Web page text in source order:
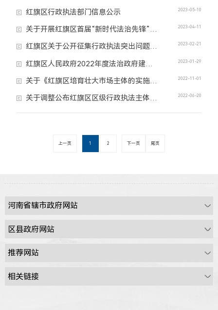
红旗区行政执法部门信息公示 2023-05-10
关于开展红旗区首届“新时代法治先锋”和“服务型行政执法示范单位”推荐评选活动的通知 2023-04-11
红旗区关于公开征集行政执法突出问题意见建议的公告 2023-02-21
红旗区人民政府2022年度法治政府建设工作情况报告 2023-01-29
关于《红旗区培育壮大市场主体的实施意见》（征求意见稿）向社会公开征求意见的通知 2022-11-01
关于调整公布红旗区区级行政执法主体清单的通知 2022-06-20
上一页 1 2 下一页 尾页